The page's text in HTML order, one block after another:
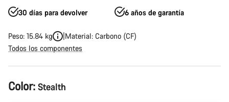
30 días para devolver 6 años de garantía
Peso: 15.84 kg
Material: Carbono (CF)
Todos los componentes
Configuración
del
Color: Stealth